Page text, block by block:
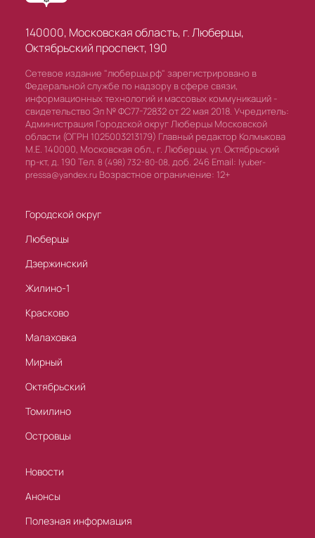
140000, Московская область, г. Люберцы,
Октябрьский проспект, 190
Сетевое издание "люберцы.рф" зарегистрировано в
Федеральной службе по надзору в сфере связи,
информационных технологий и массовых коммуникаций -
свидетельство Эл № ФС77-72832 от 22 мая 2018. Учредитель:
Администрация Городской округ Люберцы Московской
области (ОГРН 1025003213179) Главный редактор Колмыкова
М.Е. 140000, Московская обл., г. Люберцы, ул. Октябрьский
пр-кт, д. 190 Тел. 8 (498) 732-80-08, доб. 246 Email: lyuber-
pressa@yandex.ru Возрастное ограничение: 12+
Городской округ
Люберцы
Дзержинский
Жилино-1
Красково
Малаховка
Мирный
Октябрьский
Томилино
Островцы
Новости
Анонсы
Полезная информация